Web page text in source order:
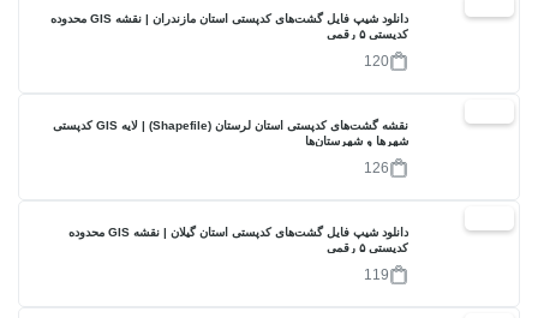
دانلود شیپ فایل گشت‌های کدپستی استان مازندران | نقشه GIS محدوده
کدپستی ۵ رقمی
120
نقشه گشت‌های کدپستی استان لرستان (Shapefile) | لایه GIS کدپستی
شهرها و شهرستان‌ها
126
دانلود شیپ فایل گشت‌های کدپستی استان گیلان | نقشه GIS محدوده
کدپستی ۵ رقمی
119